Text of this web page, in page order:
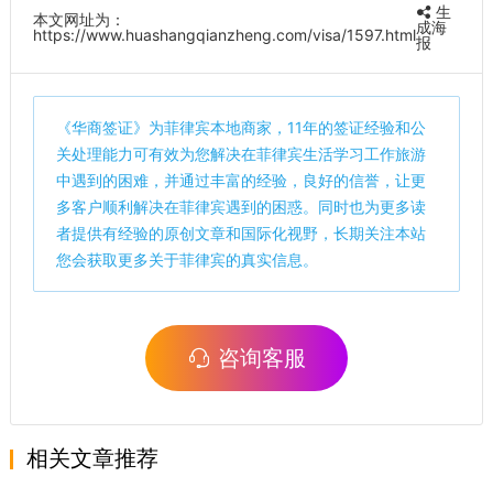
本文网址为：
https://www.huashangqianzheng.com/visa/1597.html
生
成海
报
《华商签证》为菲律宾本地商家，11年的签证经验和公
关处理能力可有效为您解决在菲律宾生活学习工作旅游
中遇到的困难，并通过丰富的经验，良好的信誉，让更
多客户顺利解决在菲律宾遇到的困惑。同时也为更多读
者提供有经验的原创文章和国际化视野，长期关注本站
您会获取更多关于菲律宾的真实信息。
咨询客服
相关文章推荐